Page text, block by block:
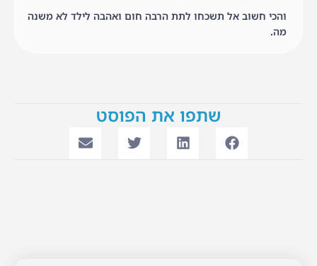
והכי חשוב אל תשכחו לתת הרבה חום ואהבה לילד לא משנה
מה.
שתפו את הפוסט